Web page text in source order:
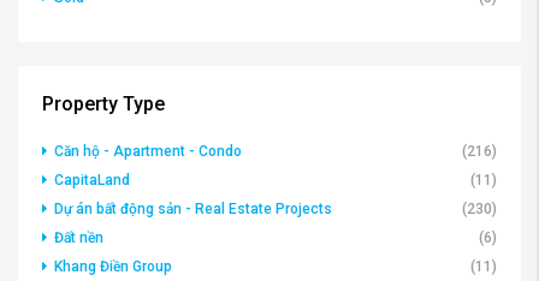
Property Type
Căn hộ - Apartment - Condo
(216)
CapitaLand
(11)
Dự án bất động sản - Real Estate Projects
(230)
Đất nền
(6)
Khang Điền Group
(11)